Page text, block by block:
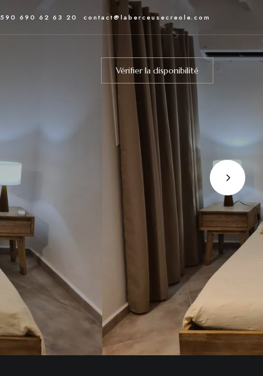
690 62 63 20 contact@laberceusecreole.com
Vérifier la disponibilité